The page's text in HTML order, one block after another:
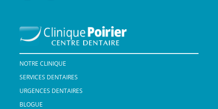
NOTRE CLINIQUE
SERVICES DENTAIRES
URGENCES DENTAIRES
BLOGUE